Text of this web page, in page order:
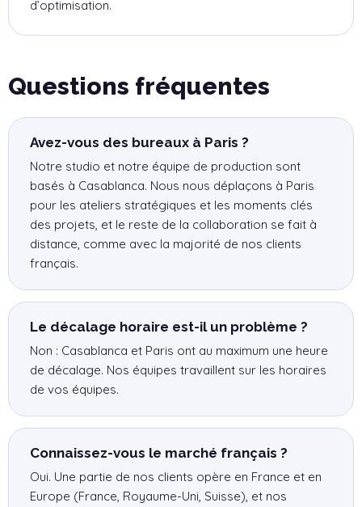
d’optimisation.
Questions fréquentes
Avez-vous des bureaux à Paris ?
Notre studio et notre équipe de production sont
basés à Casablanca. Nous nous déplaçons à Paris
pour les ateliers stratégiques et les moments clés
des projets, et le reste de la collaboration se fait à
distance, comme avec la majorité de nos clients
français.
Le décalage horaire est-il un problème ?
Non : Casablanca et Paris ont au maximum une heure
de décalage. Nos équipes travaillent sur les horaires
de vos équipes.
Connaissez-vous le marché français ?
Oui. Une partie de nos clients opère en France et en
Europe (France, Royaume-Uni, Suisse), et nos